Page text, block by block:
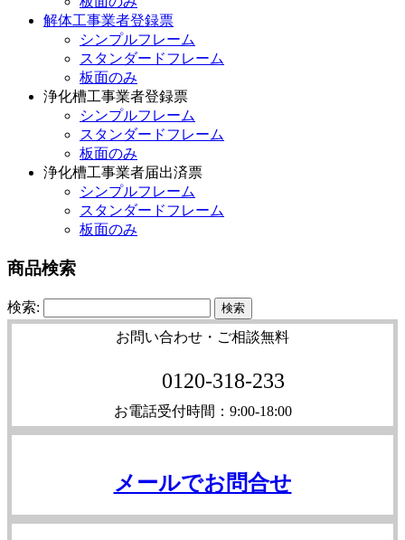
解体工事業者登録票
シンプルフレーム
スタンダードフレーム
板面のみ
浄化槽工事業者登録票
シンプルフレーム
スタンダードフレーム
板面のみ
浄化槽工事業者届出済票
シンプルフレーム
スタンダードフレーム
板面のみ
商品検索
検索:
お問い合わせ・ご相談無料
0120-318-233
お電話受付時間：9:00-18:00
メールでお問合せ